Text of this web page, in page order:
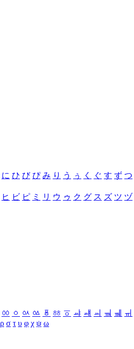
に ひ び ぴ み り う ぅ く ぐ す ず つ
ヒ ビ ピ ミ リ ウ ゥ ク グ ス ズ ツ ヅ
ㆀ ㆁ ㆂ ㆃ ㆄ ㆅ ㆆ ㆇ ㆈ ㆉ ㆊ ㆋ ㆌ
ρ σ τ υ φ χ ψ ω